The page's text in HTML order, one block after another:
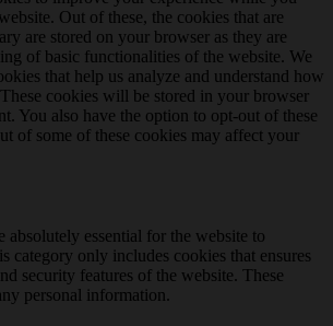
Out of these, the cookies that are
are stored on your browser as they are
of basic functionalities of the website. We
that help us analyze and understand how
cookies will be stored in your browser
You also have the option to opt-out of these
of some of these cookies may affect your
absolutely essential for the website to
category only includes cookies that ensures
security features of the website. These
personal information.